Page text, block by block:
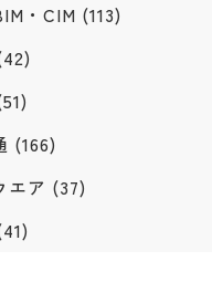
・CIM (113)
(166)
エア (37)